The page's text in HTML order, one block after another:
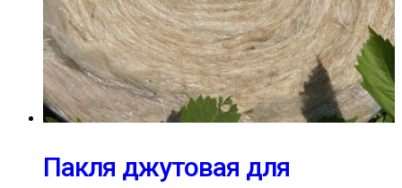
Пакля джутовая для